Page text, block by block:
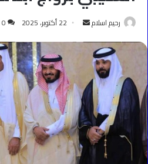
رحيم اسلام
أرسل
إلكترونيا
22 أكتوبر، 2025 0